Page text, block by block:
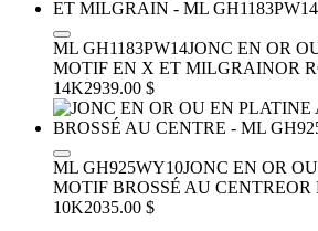
ML GH1183PW14JONC EN OR
MOTIF EN X ET MILGRAINOR
14K2939.00 $
ML GH925WY10JONC EN OR
MOTIF BROSSÉ AU CENTREOR
10K2035.00 $